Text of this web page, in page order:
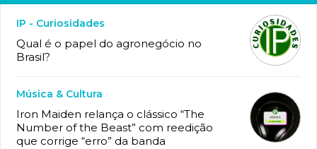
IP - Curiosidades
Qual é o papel do agronegócio no
Brasil?
Música & Cultura
Iron Maiden relança o clássico “The
Number of the Beast” com reedição
que corrige “erro” da banda